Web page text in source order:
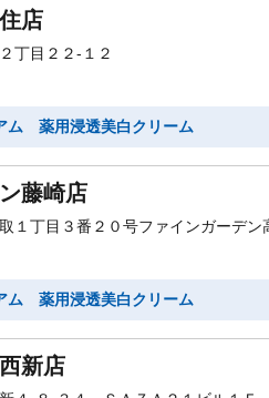
店
丁目２２-１２
ム 薬用浸透美白クリーム
藤崎店
１丁目３番２０号ファインガーデン
ム 薬用浸透美白クリーム
新店